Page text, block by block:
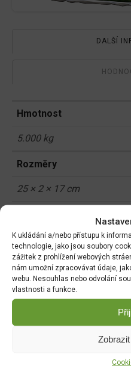
K ukládání a/nebo přístupu k
technologie, jako jsou soubory
zážitek z prohlížení webových
nám umožní zpracovávat údaje,
webu. Nesouhlas nebo odvolání
vlastnosti a funkce.
DALŠÍ
Hmotnost
5.000 kg
Rozměry
25 × 2 × 17 cm
Související
Ekolist Vápník 250ml
DO KOŠÍKU
169.00Kč
AGRO Cererit Hobby GOLD